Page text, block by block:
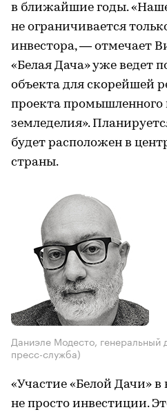
в ближайшие годы.
не ограничивается
инвестора, — отмечает
«Белая Дача» уже ведет
объекта для скорейшей
проекта промышленного
земледелия».
будет расположен в
страны.
Даниэле Модесто, генеральный
пресс-служба)
«Участие «Белой Дачи»
не просто инвестиции.